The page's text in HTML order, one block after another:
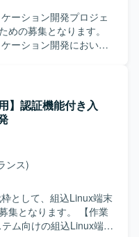
ーション開発プロジェ
めの募集となります。
ーション開発におい
を進められる方を求め
に行動しながら品質
です。 【ポジシ
クト開発に携わること
験を積むことができま
、リアルタイム通信や
あります。 【開発
（Git）などを用いた
】認証機能付き入
ンス)
として、組込Linux端末
ります。 【作業
ム向けの組込Linux端末